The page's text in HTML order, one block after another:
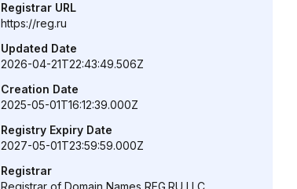
Registrar URL
https://reg.ru
Updated Date
2026-04-21T22:43:49.506Z
Creation Date
2025-05-01T16:12:39.000Z
Registry Expiry Date
2027-05-01T23:59:59.000Z
Registrar
Registrar of Domain Names REG.RU LLC